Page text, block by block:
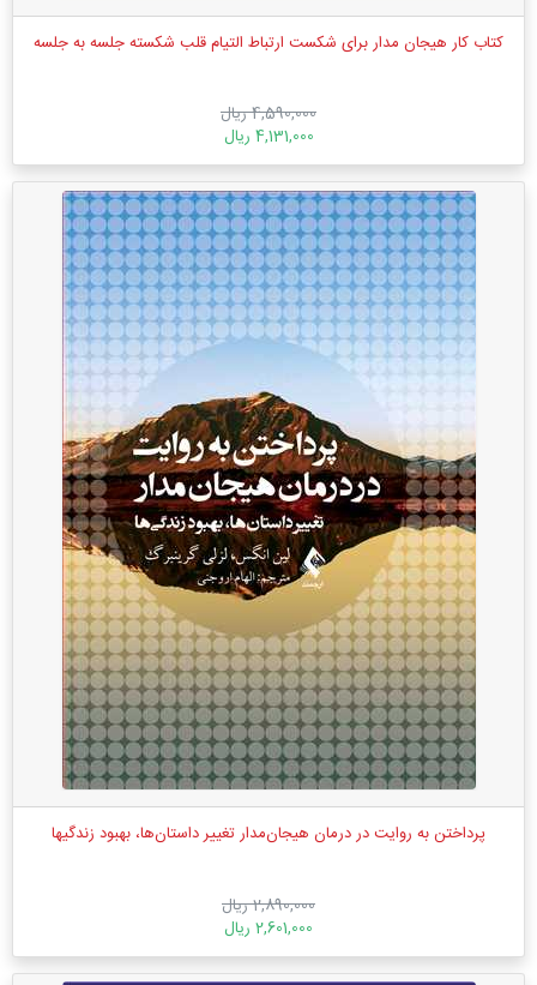
کتاب کار هیجان مدار برای شکست ارتباط التیام قلب شکسته جلسه به جلسه
4,590,000 ریال
4,131,000 ریال
پرداختن به روایت در درمان هیجان‌مدار تغییر داستان‌ها، بهبود زندگیها
2,890,000 ریال
2,601,000 ریال